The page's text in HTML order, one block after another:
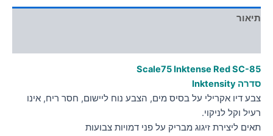
תיאור
Scale75 Inktense RedSC-85
סדרה Inktensity
צבע דיו אקרילי על בסיס מים, הצבע נוח ליישום, חסר ריח, אינו
רעיל וקל לניקוי.
תאים ליצירת זיגוג מבריק על פני דמויות צבועות